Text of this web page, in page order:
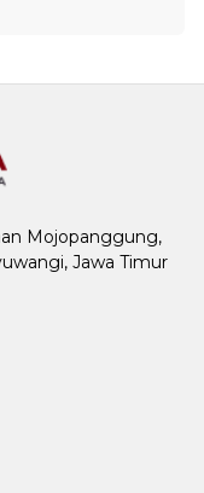
Mojopanggung,
Jawa Timur